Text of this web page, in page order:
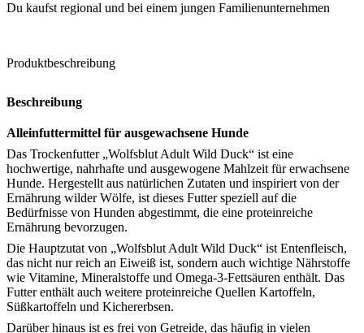
Du kaufst regional und bei einem jungen Familienunternehmen
Produktbeschreibung
Beschreibung
Alleinfuttermittel für ausgewachsene Hunde
Das Trockenfutter „Wolfsblut Adult Wild Duck“ ist eine
hochwertige, nahrhafte und ausgewogene Mahlzeit für erwachsene
Hunde. Hergestellt aus natürlichen Zutaten und inspiriert von der
Ernährung wilder Wölfe, ist dieses Futter speziell auf die
Bedürfnisse von Hunden abgestimmt, die eine proteinreiche
Ernährung bevorzugen.
Die Hauptzutat von „Wolfsblut Adult Wild Duck“ ist Entenfleisch,
das nicht nur reich an Eiweiß ist, sondern auch wichtige Nährstoffe
wie Vitamine, Mineralstoffe und Omega-3-Fettsäuren enthält. Das
Futter enthält auch weitere proteinreiche Quellen Kartoffeln,
Süßkartoffeln und Kichererbsen.
Darüber hinaus ist es frei von Getreide, das häufig in vielen